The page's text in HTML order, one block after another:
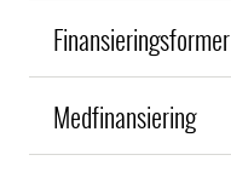
Finansieringsformer
Medfinansiering